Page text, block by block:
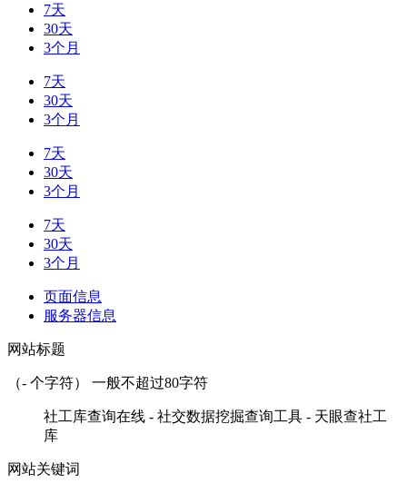
7天
30天
3个月
7天
30天
3个月
7天
30天
3个月
7天
30天
3个月
页面信息
服务器信息
网站标题
（- 个字符） 一般不超过80字符
社工库查询在线 - 社交数据挖掘查询工具 - 天眼查社工
库
网站关键词